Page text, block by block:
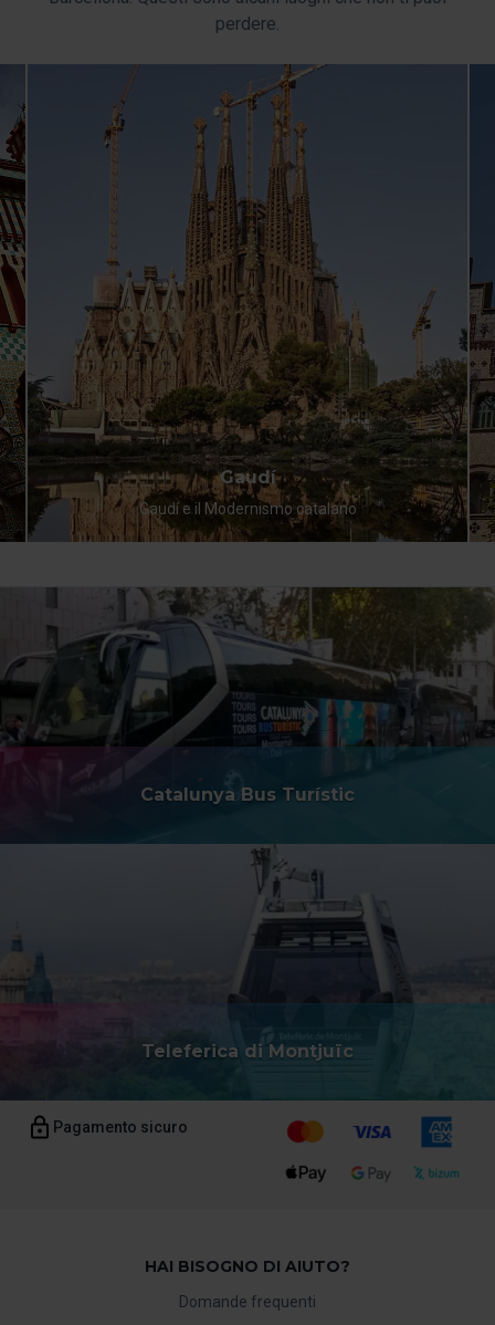
perdere.
Gaudí
Gaudí e il Modernismo catalano
Catalunya Bus Turístic
Teleferica di Montjuïc
Pagamento sicuro
HAI BISOGNO DI AIUTO?
Domande frequenti